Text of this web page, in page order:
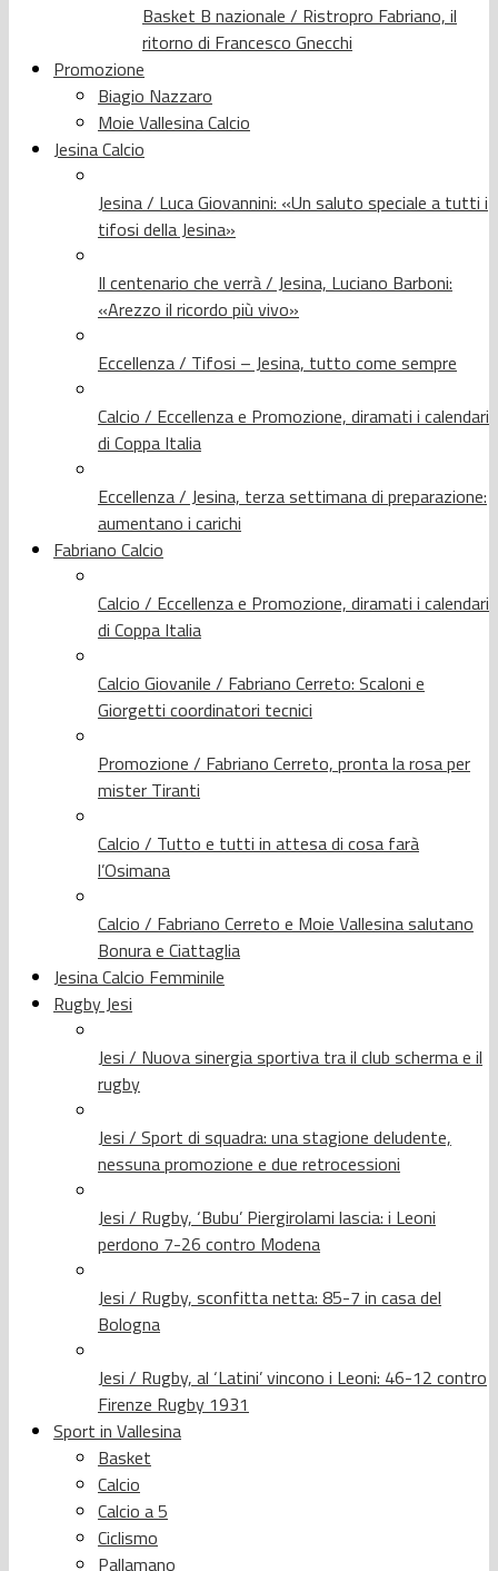
Basket B nazionale / Ristropro Fabriano, il
ritorno di Francesco Gnecchi
Promozione
Biagio Nazzaro
Moie Vallesina Calcio
Jesina Calcio
Jesina / Luca Giovannini: «Un saluto speciale a tutti i
tifosi della Jesina»
Il centenario che verrà / Jesina, Luciano Barboni:
«Arezzo il ricordo più vivo»
Eccellenza / Tifosi – Jesina, tutto come sempre
Calcio / Eccellenza e Promozione, diramati i calendari
di Coppa Italia
Eccellenza / Jesina, terza settimana di preparazione:
aumentano i carichi
Fabriano Calcio
Calcio / Eccellenza e Promozione, diramati i calendari
di Coppa Italia
Calcio Giovanile / Fabriano Cerreto: Scaloni e
Giorgetti coordinatori tecnici
Promozione / Fabriano Cerreto, pronta la rosa per
mister Tiranti
Calcio / Tutto e tutti in attesa di cosa farà
l’Osimana
Calcio / Fabriano Cerreto e Moie Vallesina salutano
Bonura e Ciattaglia
Jesina Calcio Femminile
Rugby Jesi
Jesi / Nuova sinergia sportiva tra il club scherma e il
rugby
Jesi / Sport di squadra: una stagione deludente,
nessuna promozione e due retrocessioni
Jesi / Rugby, ‘Bubu’ Piergirolami lascia: i Leoni
perdono 7-26 contro Modena
Jesi / Rugby, sconfitta netta: 85-7 in casa del
Bologna
Jesi / Rugby, al ‘Latini’ vincono i Leoni: 46-12 contro
Firenze Rugby 1931
Sport in Vallesina
Basket
Calcio
Calcio a 5
Ciclismo
Pallamano